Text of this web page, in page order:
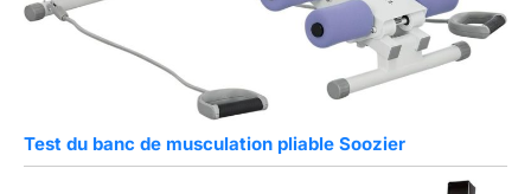
Test du banc de musculation pliable Soozier